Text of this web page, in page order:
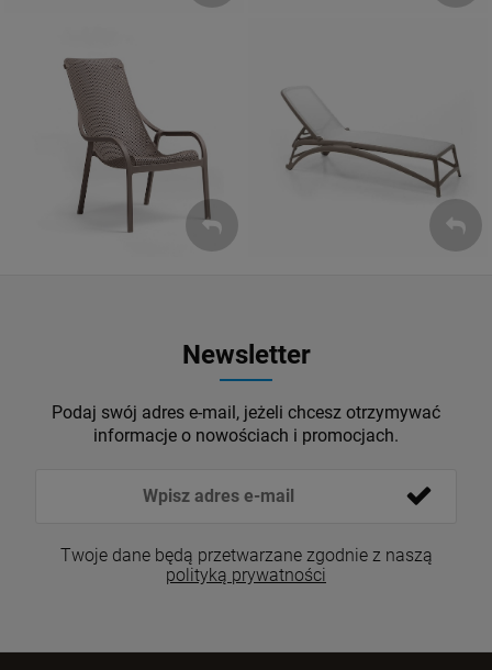
ZOBACZ ZOBACZ
Newsletter
Podaj swój adres e-mail, jeżeli chcesz otrzymywać
informacje o nowościach i promocjach.
Twoje dane będą przetwarzane zgodnie z naszą
polityką prywatności